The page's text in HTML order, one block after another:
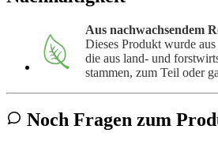
Aus nachwachsendem
Dieses Produkt wurde
die aus land- und
stammen, zum Teil oder
Noch Fragen zum